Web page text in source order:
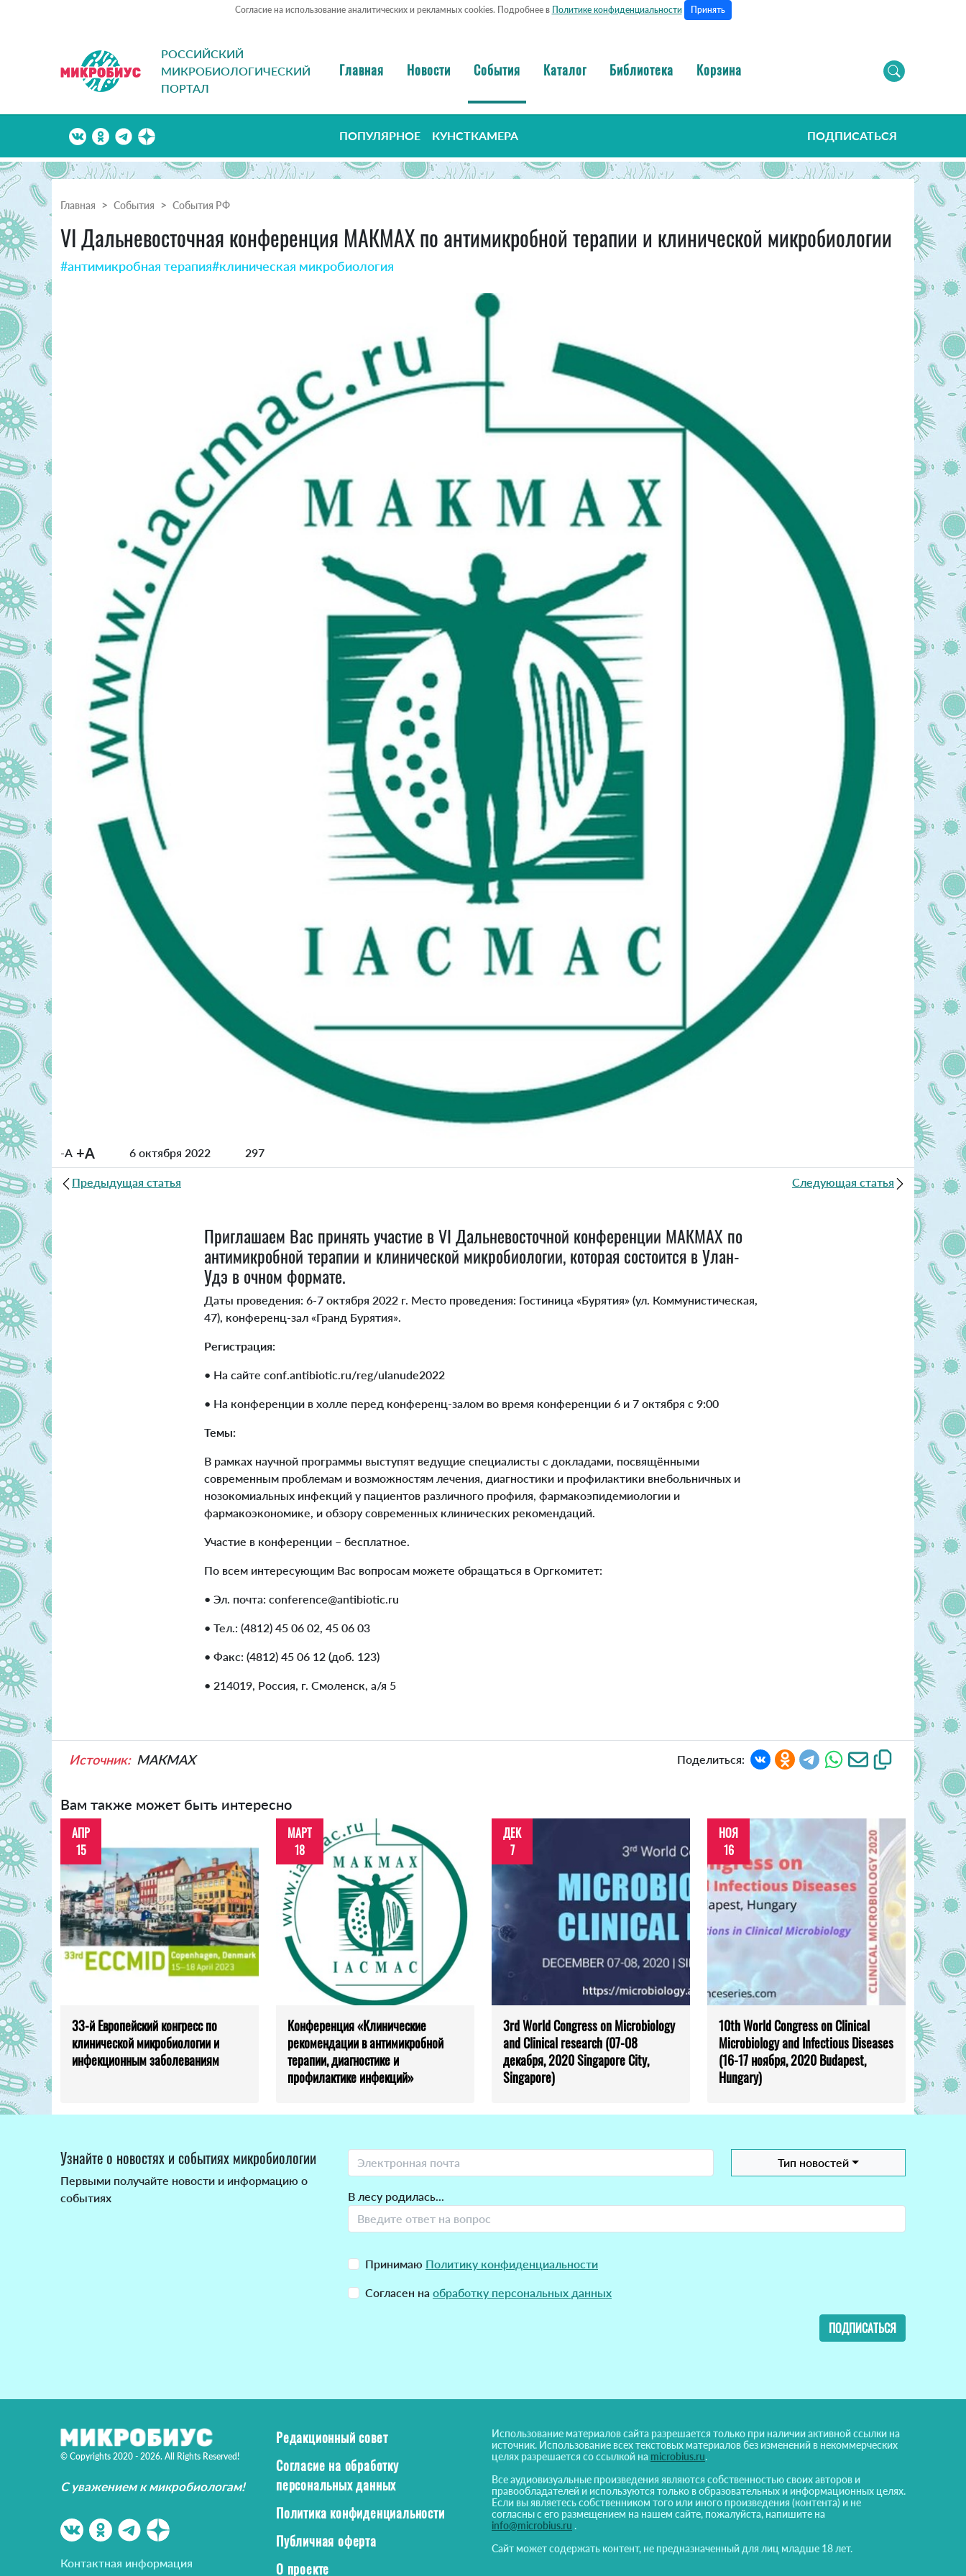
Согласие на использование аналитических и рекламных cookies. Подробнее в Политике конфиденциальности Принять
РОССИЙСКИЙ
МИКРОБИОЛОГИЧЕСКИЙ
ПОРТАЛ
Главная Новости События Каталог Библиотека Корзина
ПОПУЛЯРНОЕ КУНСТКАМЕРА ПОДПИСАТЬСЯ
Главная События События РФ
VI Дальневосточная конференция МАКМАХ по антимикробной терапии и клинической микробиологии
#антимикробная терапия#клиническая микробиология
-A +A 6 октября 2022 297
Предыдущая статья Следующая статья
Приглашаем Вас принять участие в VI Дальневосточной конференции МАКМАХ по
антимикробной терапии и клинической микробиологии, которая состоится в Улан-
Удэ в очном формате.
Даты проведения: 6-7 октября 2022 г. Место проведения: Гостиница «Бурятия» (ул. Коммунистическая,
47), конференц-зал «Гранд Бурятия».
Регистрация:
• На сайте conf.antibiotic.ru/reg/ulanude2022
• На конференции в холле перед конференц-залом во время конференции 6 и 7 октября с 9:00
Темы:
В рамках научной программы выступят ведущие специалисты с докладами, посвящёнными
современным проблемам и возможностям лечения, диагностики и профилактики внебольничных и
нозокомиальных инфекций у пациентов различного профиля, фармакоэпидемиологии и
фармакоэкономике, и обзору современных клинических рекомендаций.
Участие в конференции – бесплатное.
По всем интересующим Вас вопросам можете обращаться в Оргкомитет:
• Эл. почта: conference@antibiotic.ru
• Тел.: (4812) 45 06 02, 45 06 03
• Факс: (4812) 45 06 12 (доб. 123)
• 214019, Россия, г. Смоленск, а/я 5
Источник: МАКМАХ Поделиться:
Вам также может быть интересно
АПР
15
33-й Европейский конгресс по
клинической микробиологии и
инфекционным заболеваниям
МАРТ
18
Конференция «Клинические
рекомендации в антимикробной
терапии, диагностике и
профилактике инфекций»
ДЕК
7
3rd World Congress on Microbiology
and Clinical research (07-08
декабря, 2020 Singapore City,
Singapore)
НОЯ
16
10th World Congress on Clinical
Microbiology and Infectious Diseases
(16-17 ноября, 2020 Budapest,
Hungary)
Узнайте о новостях и событиях микробиологии
Первыми получайте новости и информацию о
событиях
Тип новостей
В лесу родилась...
Принимаю Политику конфиденциальности
Согласен на обработку персональных данных
ПОДПИСАТЬСЯ
© Copyrights 2020 - 2026. All Rights Reserved!
С уважением к микробиологам!
Контактная информация
Редакционный совет
Согласие на обработку
персональных данных
Политика конфиденциальности
Публичная оферта
О проекте
Использование материалов сайта разрешается только при наличии активной ссылки на
источник. Использование всех текстовых материалов без изменений в некоммерческих
целях разрешается со ссылкой на microbius.ru.
Все аудиовизуальные произведения являются собственностью своих авторов и
правообладателей и используются только в образовательных и информационных целях.
Если вы являетесь собственником того или иного произведения (контента) и не
согласны с его размещением на нашем сайте, пожалуйста, напишите на
info@microbius.ru .
Сайт может содержать контент, не предназначенный для лиц младше 18 лет.